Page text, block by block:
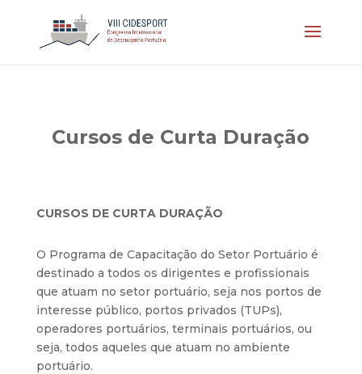
Cursos de Curta Duração
CURSOS DE CURTA DURAÇÃO
O Programa de Capacitação do Setor Portuário é
destinado a todos os dirigentes e profissionais
que atuam no setor portuário, seja nos portos de
interesse público, portos privados (TUPs),
operadores portuários, terminais portuários, ou
seja, todos aqueles que atuam no ambiente
portuário.